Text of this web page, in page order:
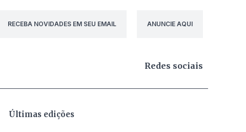
RECEBA NOVIDADES EM SEU EMAIL ANUNCIE AQUI
Redes sociais
Últimas edições